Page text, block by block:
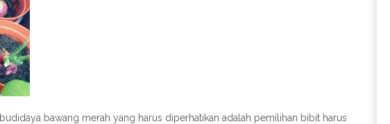
bawang merah yang harus diperhatikan adalah pemilihan bibit harus